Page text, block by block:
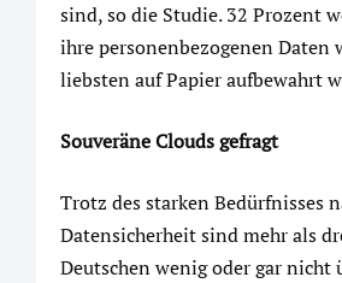
sind, so die Studie. 32 Prozent
ihre personenbezogenen Daten
liebsten auf Papier aufbewahrt
Souveräne Clouds gefragt
Trotz des starken Bedürfnisses
Datensicherheit sind mehr als
Deutschen wenig oder gar nicht